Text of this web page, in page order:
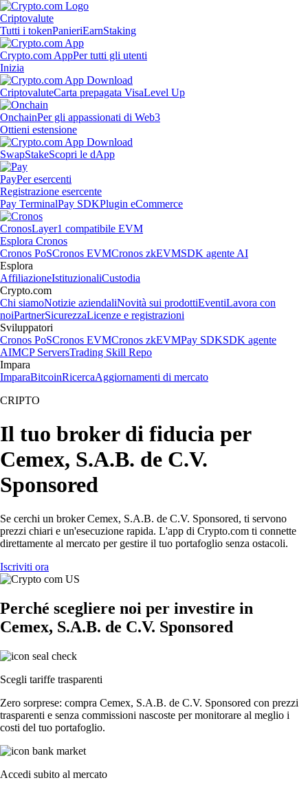
Criptovalute
Tutti i tokenPanieriEarnStaking
Crypto.com AppPer tutti gli utenti
Inizia
CriptovaluteCarta prepagata VisaLevel Up
OnchainPer gli appassionati di Web3
Ottieni estensione
SwapStakeScopri le dApp
PayPer esercenti
Registrazione esercente
Pay TerminalPay SDKPlugin eCommerce
CronosLayer1 compatibile EVM
Esplora Cronos
Cronos PoSCronos EVMCronos zkEVMSDK agente AI
Esplora
AffiliazioneIstituzionaliCustodia
Crypto.com
Chi siamoNotizie aziendaliNovità sui prodottiEventiLavora con
noiPartnerSicurezzaLicenze e registrazioni
Sviluppatori
Cronos PoSCronos EVMCronos zkEVMPay SDKSDK agente
AIMCP ServersTrading Skill Repo
Impara
ImparaBitcoinRicercaAggiornamenti di mercato
CRIPTO
Il tuo broker di fiducia per
Cemex, S.A.B. de C.V.
Sponsored
Se cerchi un broker Cemex, S.A.B. de C.V. Sponsored, ti servono
prezzi chiari e un'esecuzione rapida. L'app di Crypto.com ti connette
direttamente al mercato per gestire il tuo portafoglio senza ostacoli.
Iscriviti ora
Perché scegliere noi per investire in
Cemex, S.A.B. de C.V. Sponsored
Scegli tariffe trasparenti
Zero sorprese: compra Cemex, S.A.B. de C.V. Sponsored con prezzi
trasparenti e senza commissioni nascoste per monitorare al meglio i
costi del tuo portafoglio.
Accedi subito al mercato